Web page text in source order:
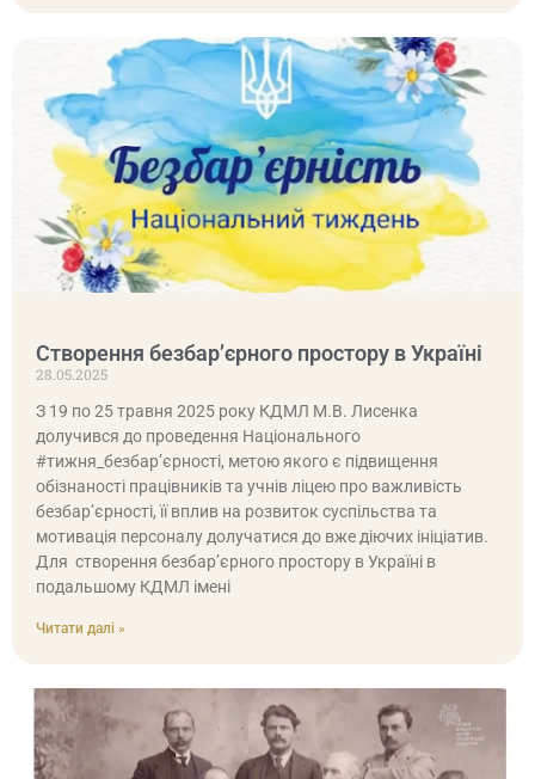
Створення безбар’єрного простору в Україні
28.05.2025
З 19 по 25 травня 2025 року КДМЛ М.В. Лисенка
долучився до проведення Національного
#тижня_безбар’єрності, метою якого є підвищення
обізнаності працівників та учнів ліцею про важливість
безбар’єрності, її вплив на розвиток суспільства та
мотивація персоналу долучатися до вже діючих ініціатив.
Для створення безбар’єрного простору в Україні в
подальшому КДМЛ імені
Читати далі »